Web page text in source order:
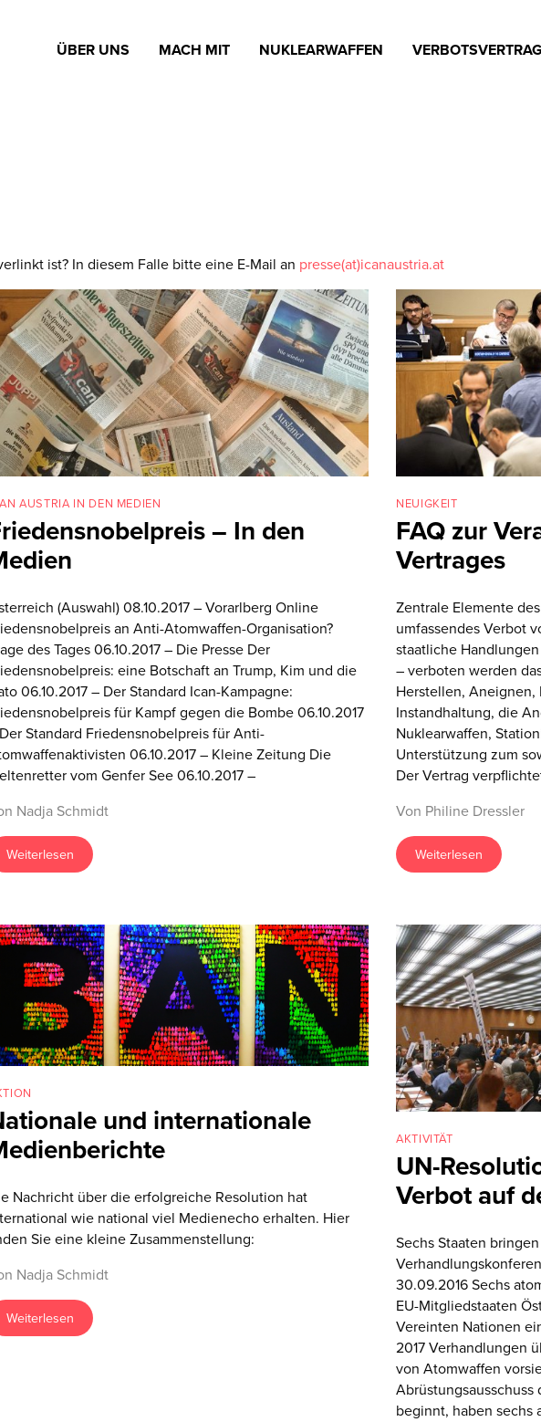
ÜBER UNS MACH MIT NUKLEARWAFFEN VERBOTSVERTRAG
ist? In diesem Falle bitte eine E-Mail an presse(at)icanaustria.at
AUSTRIA IN DEN MEDIEN
– In den
(Auswahl) 08.10.2017 – Vorarlberg Online
an Anti-Atomwaffen-Organisation?
des Tages 06.10.2017 – Die Presse Der
eine Botschaft an Trump, Kim und die
06.10.2017 – Der Standard Ican-Kampagne:
für Kampf gegen die Bombe 06.10.2017
Standard Friedensnobelpreis für Anti-
06.10.2017 – Kleine Zeitung Die
vom Genfer See 06.10.2017 –
Nadja Schmidt
Weiterlesen
NEUIGKEIT
FAQ zur
Vertrages
Zentrale Elemente
umfassendes Verbot
staatliche
– verboten werden
Herstellen, Aneignen,
Instandhaltung, die
Nuklearwaffen,
Unterstützung zum
Der Vertrag
Von Philine Dressler
Weiterlesen
und internationale
Nachricht über die erfolgreiche Resolution hat
wie national viel Medienecho erhalten. Hier
Sie eine kleine Zusammenstellung:
Nadja Schmidt
Weiterlesen
AKTIVITÄT
UN-
Verbot auf
Sechs Staaten
30.09.2016 Sechs
EU-Mitgliedstaaten
Vereinten Nationen
2017 Verhandlungen
von Atomwaffen
Abrüstungsausschuss
beginnt, haben sechs